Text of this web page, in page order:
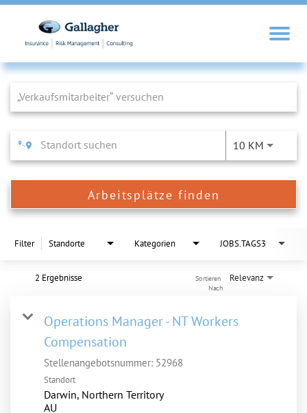
Job Search Page
10 KM
Arbeitsplätze finden
Filter Standorte Kategorien JOBS.TAGS3
2 Ergebnisse Relevanz
Sortieren
Nach
Operations Manager - NT Workers
Compensation
Stellenangebotsnummer: 52968
Standort
Darwin, Northern Territory